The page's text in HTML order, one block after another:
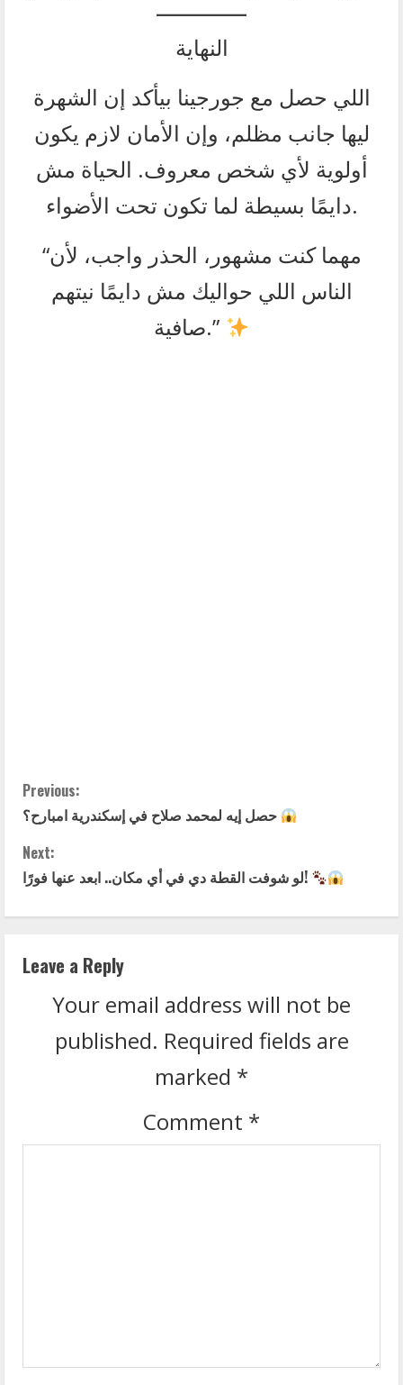
النهاية
اللي حصل مع جورجينا بيأكد إن الشهرة
ليها جانب مظلم، وإن الأمان لازم يكون
أولوية لأي شخص معروف. الحياة مش
دايمًا بسيطة لما تكون تحت الأضواء.
“مهما كنت مشهور، الحذر واجب، لأن
الناس اللي حواليك مش دايمًا نيتهم
صافية.”
C
o
n
t
i
n
e
Previous:
Next:
لو شوفت القطة دي في أي مكان.. ابعد عنها فورًا!
Leave a Reply
Your email address will not be
published. Required fields are
marked *
Comment *